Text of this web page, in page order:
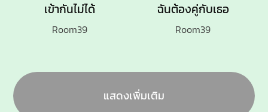
เข้ากันไม่ได้
Room39
ฉันต้องคู่กับเธอ
Room39
แสดงเพิ่มเติม